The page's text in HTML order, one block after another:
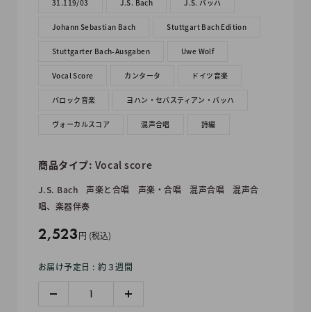
31.119/03 J.S. Bach J.S. バッハ
Johann Sebastian Bach Stuttgart Bach Edition
Stuttgarter Bach-Ausgaben Uwe Wolf
Vocal Score カンタータ ドイツ音楽
バロック音楽 ヨハン・セバスティアン・バッハ
ヴォーカルスコア 混声合唱 詩編
商品タイプ: Vocal score
J.S. Bach 声楽と合唱 声楽・合唱 混声合唱
混声合
唱、楽器伴奏
販
価
格
2,523円 (税込)
お届け予定日 : 約３週間